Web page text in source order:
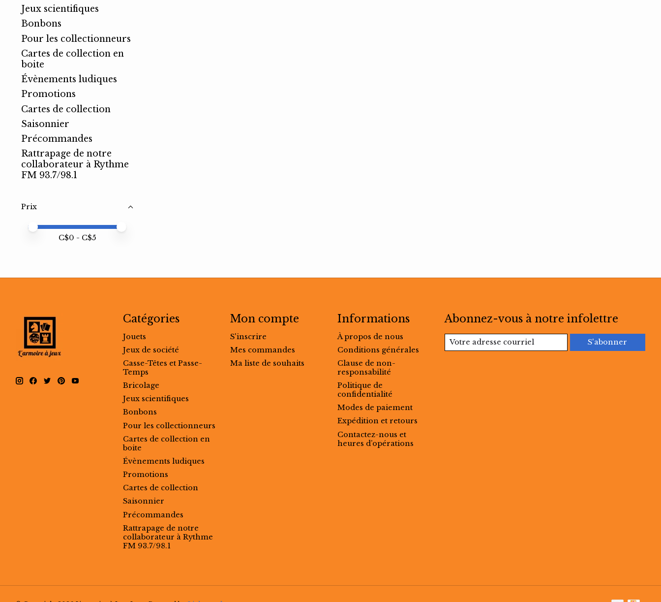
Jeux scientifiques
Bonbons
Pour les collectionneurs
Cartes de collection en
boite
Évènements ludiques
Promotions
Cartes de collection
Saisonnier
Précommandes
Rattrapage de notre
collaborateur à Rythme
FM 93.7/98.1
Prix
Prix minimum
Price maximum value
C$0 - C$5
Catégories
Jouets
Jeux de société
Casse-Têtes et Passe-
Temps
Bricolage
Jeux scientifiques
Bonbons
Pour les collectionneurs
Cartes de collection en
boite
Évènements ludiques
Promotions
Cartes de collection
Saisonnier
Précommandes
Rattrapage de notre
collaborateur à Rythme
FM 93.7/98.1
Mon compte
S'inscrire
Mes commandes
Ma liste de souhaits
Informations
À propos de nous
Conditions générales
Clause de non-
responsabilité
Politique de
confidentialité
Modes de paiement
Expédition et retours
Contactez-nous et
heures d’opérations
Abonnez-vous à notre infolettre
S'abonner